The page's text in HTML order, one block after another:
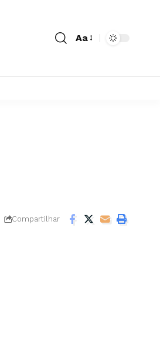
Aa
Compartilhar